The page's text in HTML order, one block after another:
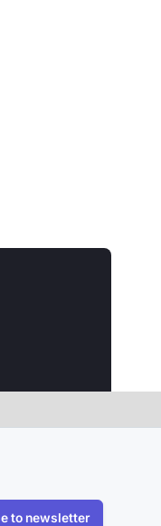
to newsletter